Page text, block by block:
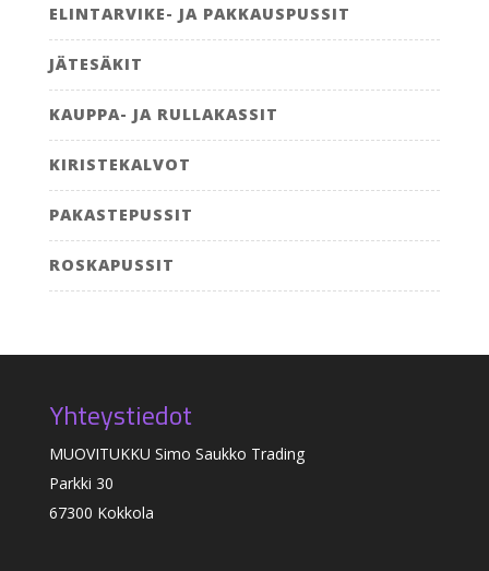
ELINTARVIKE- JA PAKKAUSPUSSIT
JÄTESÄKIT
KAUPPA- JA RULLAKASSIT
KIRISTEKALVOT
PAKASTEPUSSIT
ROSKAPUSSIT
Yhteystiedot
MUOVITUKKU Simo Saukko Trading
Parkki 30
67300 Kokkola